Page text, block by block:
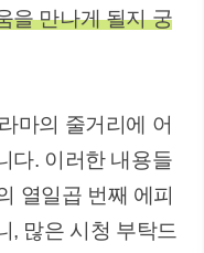
을 만나게 될지 궁
마의 줄거리에 어
다. 이러한 내용들
열일곱 번째 에피
, 많은 시청 부탁드